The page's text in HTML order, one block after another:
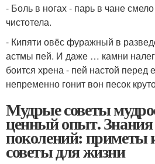
- Боль в ногах - парь в чане
чистотела.
- Кипяти овёс фуражный в
астмы пей. И даже … камни
боится хрена - пей настой перед
непременно гонит вон песок
Мудрые советы
ценный опыт.
поколений: приметы
советы для жизни